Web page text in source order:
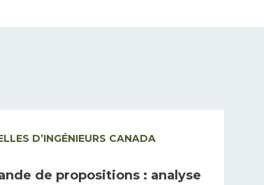
D’INGÉNIEURS CANADA
de propositions : analyse